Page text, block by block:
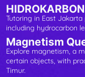
Tutoring in East
including hydrocarbon
Magnetism
Explore magnetism, a
certain objects, with
Timur.